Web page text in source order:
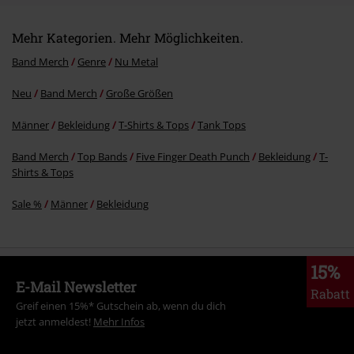
Mehr Kategorien. Mehr Möglichkeiten.
Band Merch Genre Nu Metal
Neu Band Merch Große Größen
Männer Bekleidung T-Shirts & Tops Tank Tops
Band Merch Top Bands Five Finger Death Punch Bekleidung
T-
Shirts & Tops
Sale % Männer Bekleidung
15%
Rabatt
E-Mail Newsletter
Greif einen 15%* Gutschein ab, wenn du dich
jetzt anmeldest! Mehr Infos